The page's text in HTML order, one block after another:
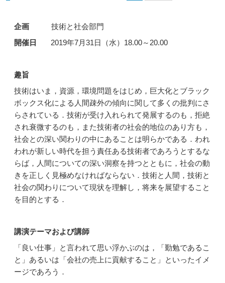
企画
技術と社会部門
開催日
2019年7月31日（水）18.00～20.00
趣旨
技術はいま，資源，環境問題をはじめ，巨大化とブラック
ボックス化による人間疎外の傾向に関して多くの批判にさ
らされている．技術が受け入れられて発展するのも，拒絶
され衰微するのも，また技術者の社会的地位のあり方も，
社会との深い関わりの中にあることは明らかである．われ
われが新しい時代を担う責任ある技術者であろうとするな
らば，人間についての深い洞察を持つとともに，社会の動
きを正しく見極めなければならない．技術と人間，技術と
社会の関わりについて現状を理解し，将来を展望すること
を目的とする．
講演テーマおよび講師
「良い仕事」と言われて思い浮かぶのは，「勤勉であるこ
と」あるいは「会社の売上に貢献すること」といったイメ
ージであろう．